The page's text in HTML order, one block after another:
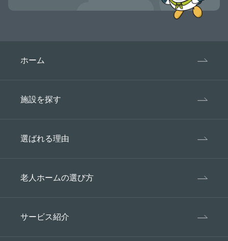
ホーム
施設を探す
選ばれる理由
老人ホームの選び方
サービス紹介